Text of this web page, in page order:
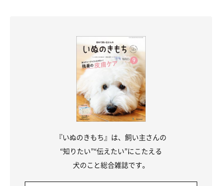
『いぬのきもち』は、飼い主さんの
“知りたい”“伝えたい”にこたえる
犬のこと総合雑誌です。